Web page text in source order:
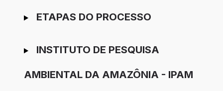
ETAPAS DO PROCESSO
INSTITUTO DE PESQUISA
AMBIENTAL DA AMAZÔNIA - IPAM